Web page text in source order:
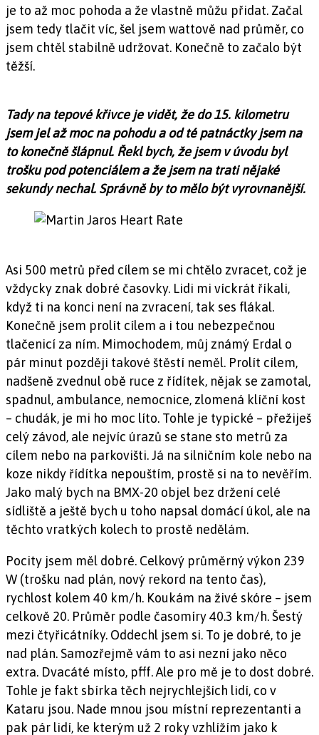
je to až moc pohoda a že vlastně můžu přidat. Začal
jsem tedy tlačit víc, šel jsem wattově nad průměr, co
jsem chtěl stabilně udržovat. Konečně to začalo být
těžší.
Tady na tepové křivce je vidět, že do 15. kilometru
jsem jel až moc na pohodu a od té patnáctky jsem na
to konečně šlápnul. Řekl bych, že jsem v úvodu byl
trošku pod potenciálem a že jsem na trati nějaké
sekundy nechal. Správně by to mělo být vyrovnanější.
Asi 500 metrů před cílem se mi chtělo zvracet, což je
vždycky znak dobré časovky. Lidi mi víckrát říkali,
když ti na konci není na zvracení, tak ses flákal.
Konečně jsem prolít cílem a i tou nebezpečnou
tlačenicí za ním. Mimochodem, můj známý Erdal o
pár minut později takové štěstí neměl. Prolít cílem,
nadšeně zvednul obě ruce z řídítek, nějak se zamotal,
spadnul, ambulance, nemocnice, zlomená klíční kost
– chudák, je mi ho moc líto. Tohle je typické – přežiješ
celý závod, ale nejvíc úrazů se stane sto metrů za
cílem nebo na parkovišti. Já na silničním kole nebo na
koze nikdy řídítka nepouštím, prostě si na to nevěřím.
Jako malý bych na BMX-20 objel bez držení celé
sídliště a ještě bych u toho napsal domácí úkol, ale na
těchto vratkých kolech to prostě nedělám.
Pocity jsem měl dobré. Celkový průměrný výkon 239
W (trošku nad plán, nový rekord na tento čas),
rychlost kolem 40 km/h. Koukám na živé skóre – jsem
celkově 20. Průměr podle časomíry 40.3 km/h. Šestý
mezi čtyřicátníky. Oddechl jsem si. To je dobré, to je
nad plán. Samozřejmě vám to asi nezní jako něco
extra. Dvacáté místo, pfff. Ale pro mě je to dost dobré.
Tohle je fakt sbírka těch nejrychlejších lidí, co v
Kataru jsou. Nade mnou jsou místní reprezentanti a
pak pár lidí, ke kterým už 2 roky vzhlížím jako k